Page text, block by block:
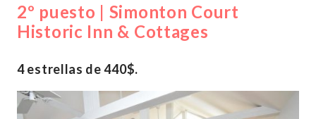
2º puesto | Simonton Court
Historic Inn & Cottages
4 estrellas de 440$.